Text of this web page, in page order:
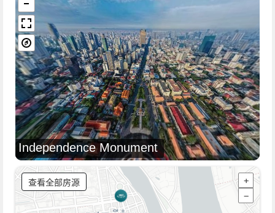
Independence Monument
查看全部房源
+
−